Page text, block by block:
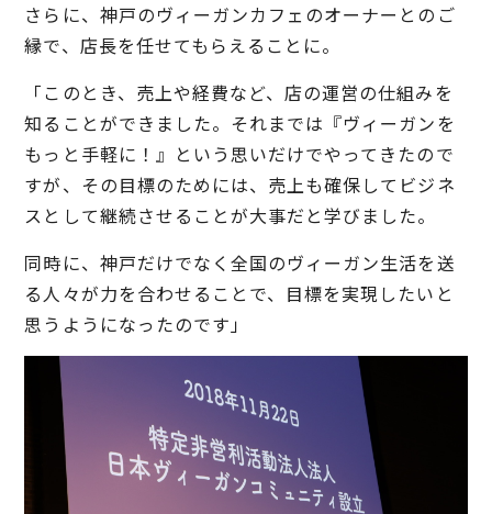
さらに、神戸のヴィーガンカフェのオーナーとのご
縁で、店長を任せてもらえることに。
「このとき、売上や経費など、店の運営の仕組みを
知ることができました。それまでは『ヴィーガンを
もっと手軽に！』という思いだけでやってきたので
すが、その目標のためには、売上も確保してビジネ
スとして継続させることが大事だと学びました。
同時に、神戸だけでなく全国のヴィーガン生活を送
る人々が力を合わせることで、目標を実現したいと
思うようになったのです」